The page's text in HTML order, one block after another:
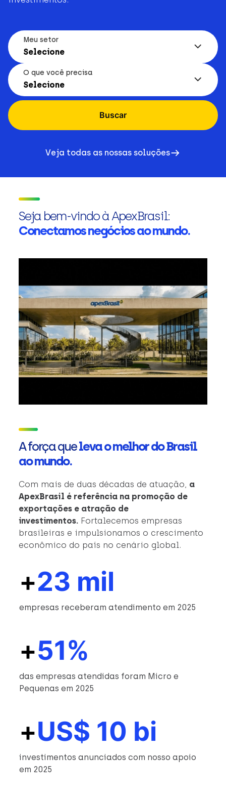
Meu setor
Selecione
O que você precisa
Selecione
Buscar
Veja todas as nossas soluções
Seja bem-vindo à ApexBrasil:
Conectamos negócios ao mundo.
A força queleva o melhor do Brasil
ao mundo.
Com mais de duas décadas de atuação, a
ApexBrasil é referência na promoção de
exportações e atração de
investimentos. Fortalecemos empresas
brasileiras e impulsionamos o crescimento
econômico do país no cenário global.
+23 mil
empresas receberam atendimento em 2025
+51%
das empresas atendidas foram Micro e
Pequenas em 2025
+US$ 10 bi
investimentos anunciados com nosso apoio
em 2025